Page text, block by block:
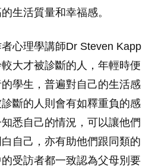
生活質量和幸福感。
心理學講師Dr Steven Kapp
大才被診斷的人，年輕時便
學生，普遍對自己的生活感
斷的人則會有如釋重負的感
悉自己的情況，可以讓他們
自己，亦有助他們跟同類的
受訪者都一致認為父母別要